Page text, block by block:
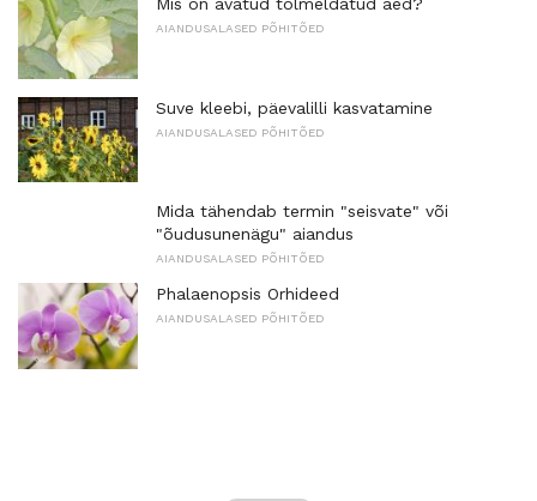
AIANDUSALASED PÕHITÕED
Suve kleebi, päevalilli kasvatamine
AIANDUSALASED PÕHITÕED
Mida tähendab termin "seisvate" või
"õudusunenägu" aiandus
AIANDUSALASED PÕHITÕED
Phalaenopsis Orhideed
AIANDUSALASED PÕHITÕED